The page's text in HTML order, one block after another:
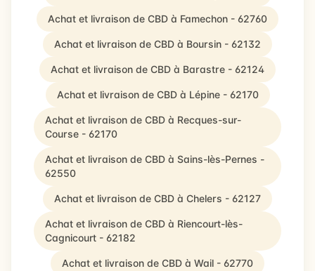
Achat et livraison de CBD à Famechon - 62760
Achat et livraison de CBD à Boursin - 62132
Achat et livraison de CBD à Barastre - 62124
Achat et livraison de CBD à Lépine - 62170
Achat et livraison de CBD à Recques-sur-
Course - 62170
Achat et livraison de CBD à Sains-lès-Pernes -
62550
Achat et livraison de CBD à Chelers - 62127
Achat et livraison de CBD à Riencourt-lès-
Cagnicourt - 62182
Achat et livraison de CBD à Wail - 62770